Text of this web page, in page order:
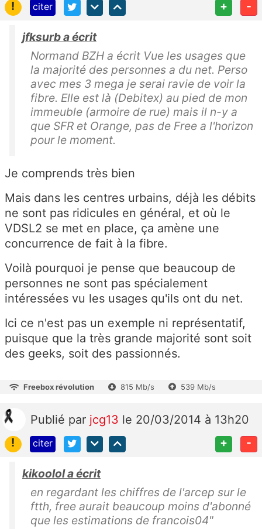
!
citer + -
jfksurb a écrit
Normand BZH a écrit Vue les usages que
la majorité des personnes a du net. Perso
avec mes 3 mega je serai ravie de voir la
fibre. Elle est là (Debitex) au pied de mon
immeuble (armoire de rue) mais il n-y a
que SFR et Orange, pas de Free a l'horizon
pour le moment.
Je comprends très bien
Mais dans les centres urbains, déjà les débits
ne sont pas ridicules en général, et où le
VDSL2 se met en place, ça amène une
concurrence de fait à la fibre.
Voilà pourquoi je pense que beaucoup de
personnes ne sont pas spécialement
intéressées vu les usages qu'ils ont du net.
Ici ce n'est pas un exemple ni représentatif,
puisque que la très grande majorité sont soit
des geeks, soit des passionnés.
Freebox révolution 815 Mb/s 539 Mb/s
Publié par jcg13 le 20/03/2014 à 13h20
!
citer + -
kikoolol a écrit
en regardant les chiffres de l'arcep sur le
ftth, free aurait beaucoup moins d'abonné
que les estimations de francois04"